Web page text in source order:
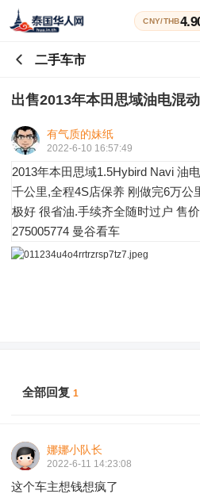
CNY/THB
二手车市
出售2013年本田思域油电混
有气质的妹纸
2022-6-10 16:57:49
2013年本田思域1.5Hybird Navi 油
千公里,全程4S店保养 刚做完6万公
极好 很省油.手续齐全随时过户 售
275005774 曼谷看车
全部回复 1
娜娜小队长
2022-6-11 14:23:08
这个车主想钱想疯了